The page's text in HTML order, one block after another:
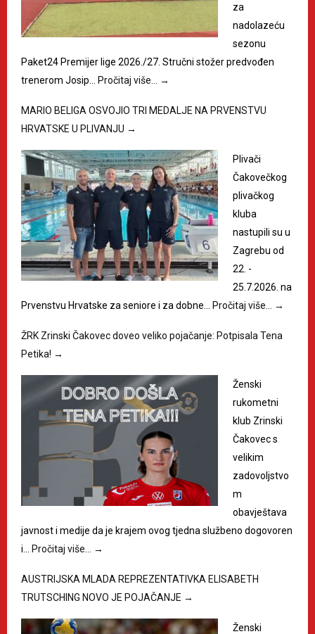
za
nadolazeću
sezonu
Paket24 Premijer lige 2026./27. Stručni stožer predvođen
trenerom Josip…
Pročitaj više… →
MARIO BELIGA OSVOJIO TRI MEDALJE NA PRVENSTVU
HRVATSKE U PLIVANJU →
Plivači
Čakovečkog
plivačkog
kluba
nastupili su u
Zagrebu od
22. -
25.7.2026. na
Prvenstvu Hrvatske za seniore i za dobne…
Pročitaj više… →
ŽRK Zrinski Čakovec doveo veliko pojačanje: Potpisala Tena
Petika! →
Ženski
rukometni
klub Zrinski
Čakovec s
velikim
zadovoljstvo
m
obavještava
javnost i medije da je krajem ovog tjedna službeno dogovoren
i…
Pročitaj više… →
AUSTRIJSKA MLADA REPREZENTATIVKA ELISABETH
TRUTSCHING NOVO JE POJAČANJE →
Ženski